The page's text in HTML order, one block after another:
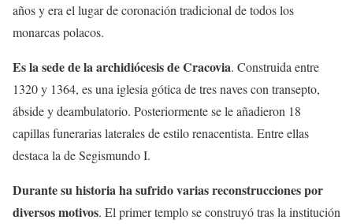
años y era el lugar de coronación tradicional de todos los
monarcas polacos.
Es la sede de la archidiócesis de Cracovia. Construida entre
1320 y 1364, es una iglesia gótica de tres naves con transepto,
ábside y deambulatorio. Posteriormente se le añadieron 18
capillas funerarias laterales de estilo renacentista. Entre ellas
destaca la de Segismundo I.
Durante su historia ha sufrido varias reconstrucciones por
diversos motivos. El primer templo se construyó tras la institución